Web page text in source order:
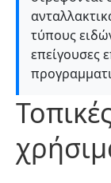
τύπους
επείγουσες